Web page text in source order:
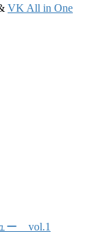
VK All in One
ー vol.1